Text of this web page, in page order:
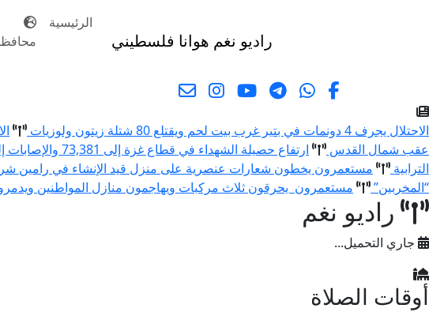
راديو نغم هوانا فلسطيني
الرئيسية
الاحتلال يجرف 4 دونمات في بتير غرب بيت لحم ويقتلع 80 شتلة زيتون ولوزيات
عقب شمال القدس
ارتفاع حصيلة الشهداء في قطاع غزة إلى 73,381 والإصابات إلى 174,231 منذ بدء العدوان
الترابية
مستعمرون يخطون شعارات عنصرية على منزل قيد الإنشاء في رامين
“المخربين”
مستعمرون يحرقون ثلاث مركبات ويهاجمون منازل المواطنين
راديو نغم
جاري التحميل...
أوقات الصلاة